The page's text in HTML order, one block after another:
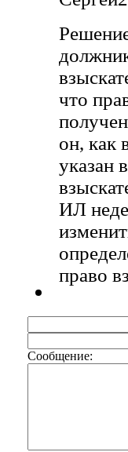
что
он, как
указан
ИЛ
право
Сообщение: